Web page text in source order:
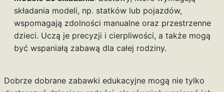
składania modeli, np. statków lub pojazdów,
wspomagają zdolności manualne oraz przestrzenne
dzieci. Uczą je precyzji i cierpliwości, a także mogą
być wspaniałą zabawą dla całej rodziny.
Dobrze dobrane zabawki edukacyjne mogą nie tylko